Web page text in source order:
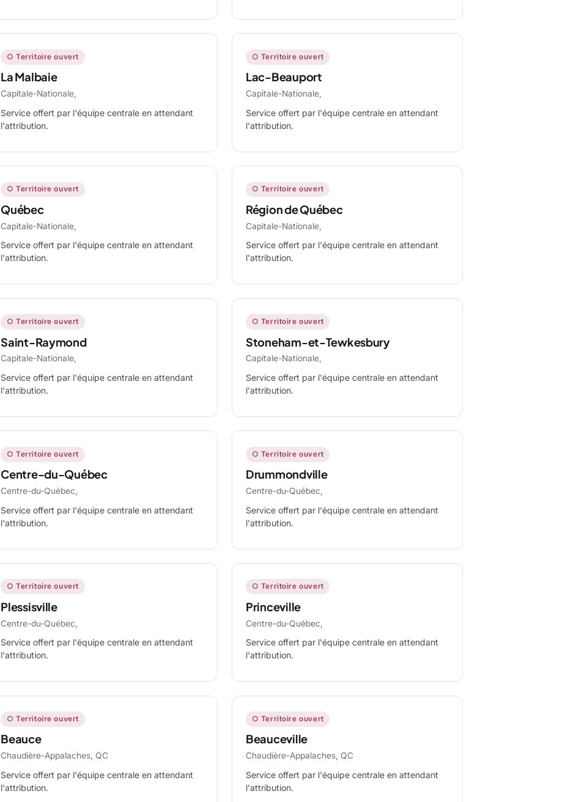
○ Territoire ouvert
La Malbaie
Capitale-Nationale,
Service offert par l'équipe centrale en attendant
l'attribution.
○ Territoire ouvert
Lac-Beauport
Capitale-Nationale,
Service offert par l'équipe centrale en attendant
l'attribution.
○ Territoire ouvert
Québec
Capitale-Nationale,
Service offert par l'équipe centrale en attendant
l'attribution.
○ Territoire ouvert
Région de Québec
Capitale-Nationale,
Service offert par l'équipe centrale en attendant
l'attribution.
○ Territoire ouvert
Saint-Raymond
Capitale-Nationale,
Service offert par l'équipe centrale en attendant
l'attribution.
○ Territoire ouvert
Stoneham-et-Tewkesbury
Capitale-Nationale,
Service offert par l'équipe centrale en attendant
l'attribution.
○ Territoire ouvert
Centre-du-Québec
Centre-du-Québec,
Service offert par l'équipe centrale en attendant
l'attribution.
○ Territoire ouvert
Drummondville
Centre-du-Québec,
Service offert par l'équipe centrale en attendant
l'attribution.
○ Territoire ouvert
Plessisville
Centre-du-Québec,
Service offert par l'équipe centrale en attendant
l'attribution.
○ Territoire ouvert
Princeville
Centre-du-Québec,
Service offert par l'équipe centrale en attendant
l'attribution.
○ Territoire ouvert
Beauce
Chaudière-Appalaches, QC
Service offert par l'équipe centrale en attendant
l'attribution.
○ Territoire ouvert
Beauceville
Chaudière-Appalaches, QC
Service offert par l'équipe centrale en attendant
l'attribution.